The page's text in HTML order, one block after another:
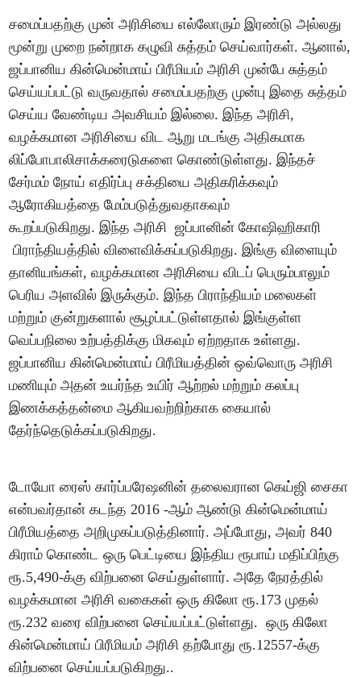
சமைப்பதற்கு முன் அரிசியை எல்லோரும் இரண்டு அல்லது
மூன்று முறை நன்றாக கழுவி சுத்தம் செய்வார்கள். ஆனால்,
ஜப்பானிய கின்மென்மாய் பிரீமியம் அரிசி முன்பே சுத்தம்
செய்யப்பட்டு வருவதால் சமைப்பதற்கு முன்பு இதை சுத்தம்
செய்ய வேண்டிய அவசியம் இல்லை. இந்த அரிசி,
வழக்கமான அரிசியை விட ஆறு மடங்கு அதிகமாக
லிப்போபாலிசாக்கரைடுகளை கொண்டுள்ளது. இந்தச்
சேர்மம் நோய் எதிர்ப்பு சக்தியை அதிகரிக்கவும்
ஆரோகியத்தை மேம்படுத்துவதாகவும்
கூறப்படுகிறது. இந்த அரிசி ஜப்பானின் கோஷிஹிகாரி
பிராந்தியத்தில் விளைவிக்கப்படுகிறது. இங்கு விளையும்
தானியங்கள், வழக்கமான அரிசியை விடப் பெரும்பாலும்
பெரிய அளவில் இருக்கும். இந்த பிராந்தியம் மலைகள்
மற்றும் குன்றுகளால் சூழப்பட்டுள்ளதால் இங்குள்ள
வெப்பநிலை உற்பத்திக்கு மிகவும் ஏற்றதாக உள்ளது.
ஜப்பானிய கின்மென்மாய் பிரீமியத்தின் ஒவ்வொரு அரிசி
மணியும் அதன் உயர்ந்த உயிர் ஆற்றல் மற்றும் கலப்பு
இணக்கத்தன்மை ஆகியவற்றிற்காக கையால்
தேர்ந்தெடுக்கப்படுகிறது.
டோயோ ரைஸ் கார்ப்பரேஷனின் தலைவரான கெய்ஜி சைகா
என்பவர்தான் கடந்த 2016 -ஆம் ஆண்டு கின்மென்மாய்
பிரீமியத்தை அறிமுகப்படுத்தினார். அப்போது, அவர் 840
கிராம் கொண்ட ஒரு பெட்டியை இந்திய ரூபாய் மதிப்பிற்கு
ரூ.5,490-க்கு விற்பனை செய்துள்ளார். அதே நேரத்தில்
வழக்கமான அரிசி வகைகள் ஒரு கிலோ ரூ.173 முதல்
ரூ.232 வரை விற்பனை செய்யப்பட்டுள்ளது. ஒரு கிலோ
கின்மென்மாய் பிரீமியம் அரிசி தற்போது ரூ.12557-க்கு
விற்பனை செய்யப்படுகிறது..